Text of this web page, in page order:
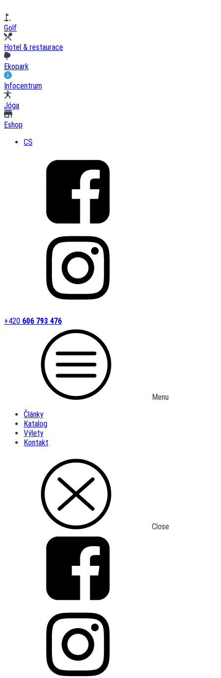
Golf
Hotel & restaurace
Ekopark
Infocentrum
Jóga
Eshop
CS
+420 606 793 476
Menu
Články
Katalog
Výlety
Kontakt
Close